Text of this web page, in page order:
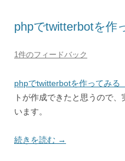
phpでtwitterbotを作
1件のフィードバック
phpでtwitterbotを作ってみる
トが作成できたと思うので
います。
続きを読む →